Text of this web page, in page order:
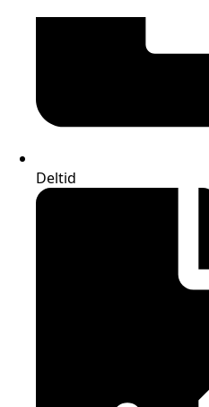
Deltid